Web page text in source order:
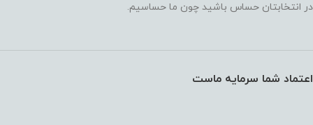
در انتخابتان حساس باشید چون ما حساسیم.
اعتماد شما سرمایه ماست